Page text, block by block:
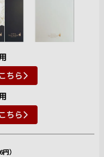
ちら
ちら
）